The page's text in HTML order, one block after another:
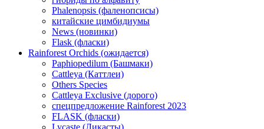
Phalenopsis (фаленопсисы)
китайские цимбидиумы
News (новинки)
Flask (фласки)
Rainforest Orchids (ожидается)
Paphiopedilum (Башмаки)
Cattleya (Каттлеи)
Others Species
Cattleya Exclusive (дорого)
спецпредложение Rainforest 2023
FLASK (фласки)